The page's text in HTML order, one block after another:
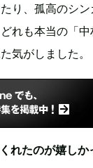
り、孤高のシ
れも本当の「
気がしました。
れたのが嬉しか